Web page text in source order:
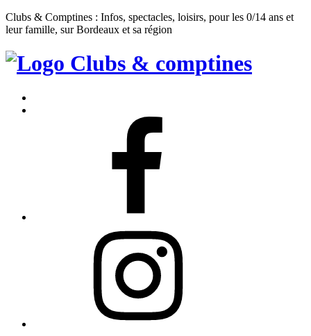
Clubs & Comptines : Infos, spectacles, loisirs, pour les 0/14 ans et
leur famille, sur Bordeaux et sa région
Clubs
Comptines